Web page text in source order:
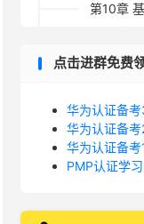
第10章
第12章
第14章
HCNA网络技术
点关
点击进群免费
华为认证备考
华为认证备
华为认证备
PMP认证学